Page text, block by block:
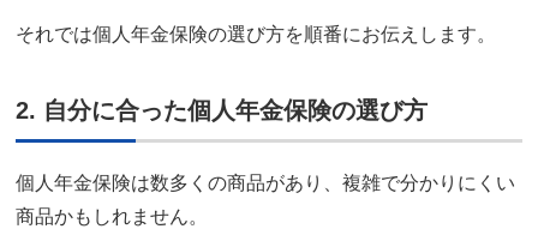
それでは個人年金保険の選び方を順番にお伝えします。
2. 自分に合った個人年金保険の選び方
個人年金保険は数多くの商品があり、複雑で分かりにくい
商品かもしれません。